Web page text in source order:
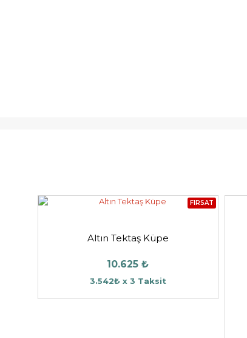
FIRSAT
Altın Tektaş Küpe
10.625 ₺
3.542₺ x 3 Taksit